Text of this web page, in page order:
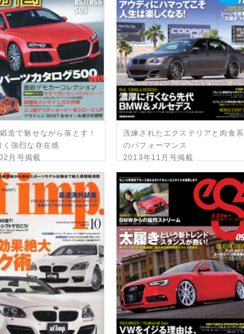
造で魅せながら落とす！
く強烈な存在感
月号掲載
洗練されたエクステリアと肉食系
のパフォーマンス
2013年11月号掲載